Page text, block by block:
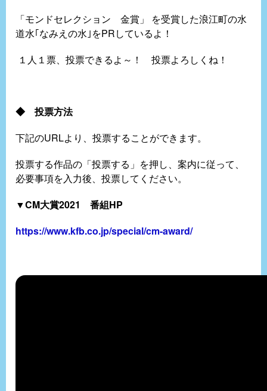
「モンドセレクション 金賞」
を受賞した浪江町の水
道水｢なみえの水｣をPRしているよ！
１人１票、投票できるよ～！ 投票よろしくね！
◆ 投票方法
下記のURLより、投票することができます。
投票する作品の「投票する」を押し、案内に従って、
必要事項を入力後、投票してください。
▼CM大賞2021 番組HP
https://www.kfb.co.jp/special/cm-award/​